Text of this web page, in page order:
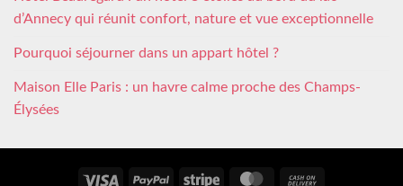
d’Annecy qui réunit confort, nature et vue exceptionnelle
Pourquoi séjourner dans un appart hôtel ?
Maison Elle Paris : un havre calme proche des Champs-
Élysées
Visa PayPal Stripe MasterCard